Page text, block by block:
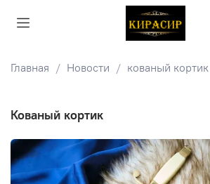
Главная Новости кованый кортик
кованый кортик